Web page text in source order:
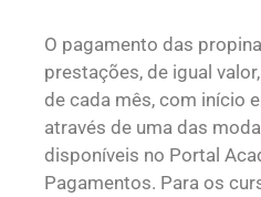
O pagamento das
prestações, de igual
de cada mês, com início
através de uma das
disponíveis no Portal
Pagamentos. Para os